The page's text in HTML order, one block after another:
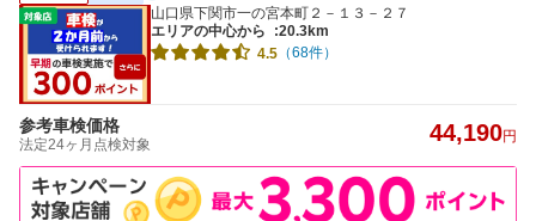
山口県下関市一の宮本町２－１３－２７
エリアの中心から
:20.3km
4.5 （68件）
参考車検価格
法定24ヶ月点検対象 44,190円